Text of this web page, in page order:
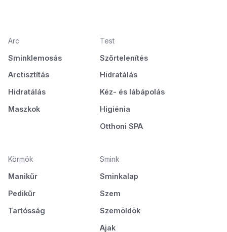
Arc
Sminklemosás
Arctisztítás
Hidratálás
Maszkok
Test
Szőrtelenítés
Hidratálás
Kéz- és lábápolás
Higiénia
Otthoni SPA
Körmök
Manikűr
Pedikűr
Tartósság
Smink
Sminkalap
Szem
Szemöldök
Ajak